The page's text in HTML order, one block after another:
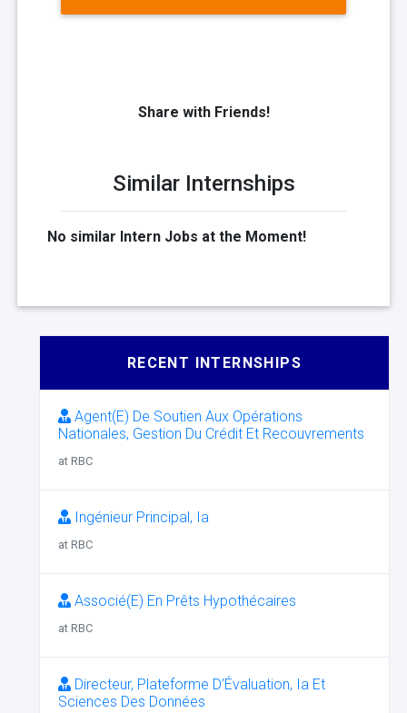
Share with Friends!
Similar Internships
No similar Intern Jobs at the Moment!
RECENT INTERNSHIPS
Agent(E) De Soutien Aux Opérations
Nationales, Gestion Du Crédit Et Recouvrements
at RBC
Ingénieur Principal, Ia
at RBC
Associé(E) En Prêts Hypothécaires
at RBC
Directeur, Plateforme D’Évaluation, Ia Et
Sciences Des Données